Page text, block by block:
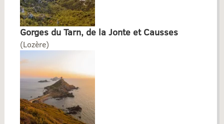
Gorges du Tarn, de la Jonte et Causses
(Lozère)